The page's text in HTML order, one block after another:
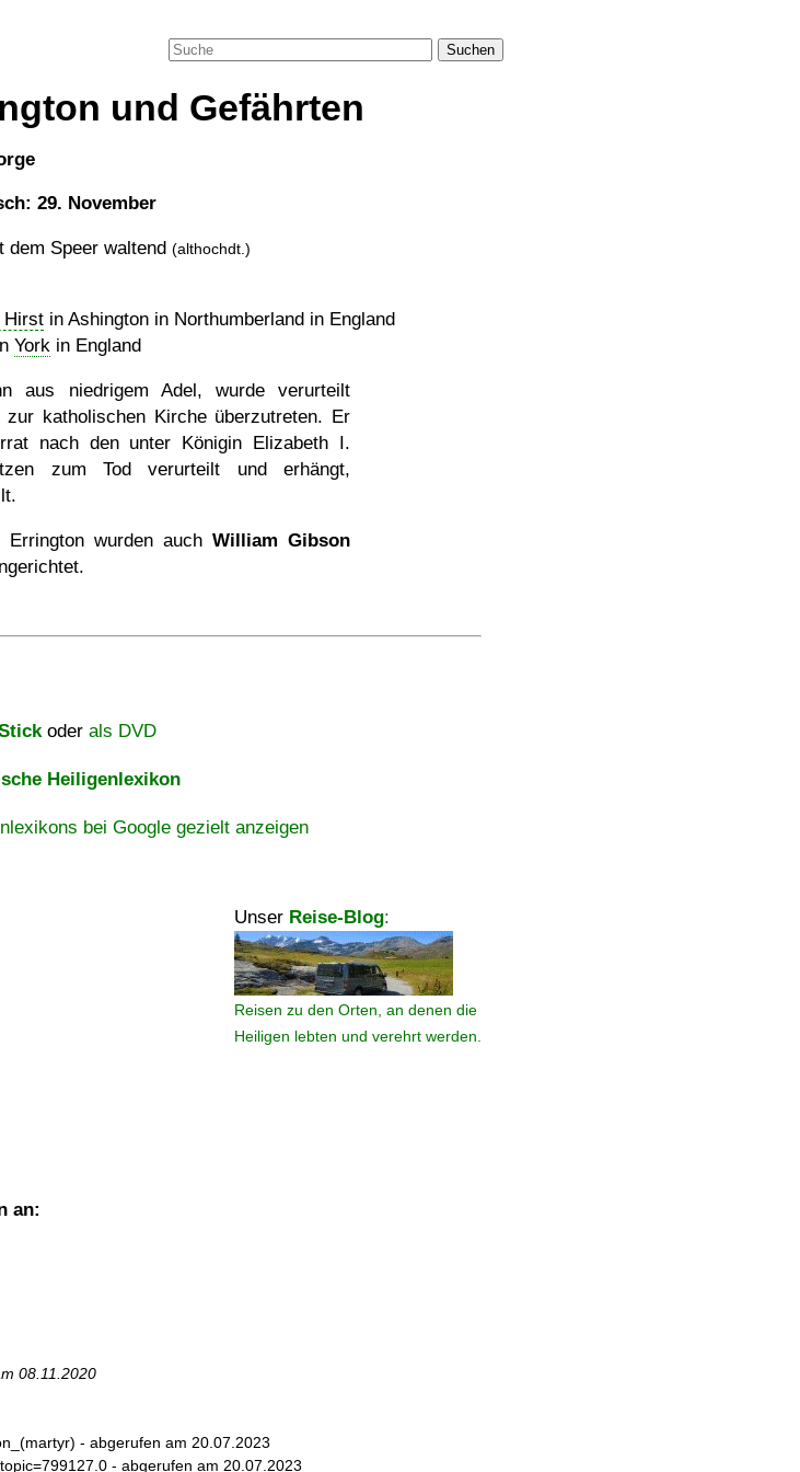
Suchen
und Gefährten
29. November
dem Speer waltend (althochdt.)
Hirst in Ashington in Northumberland in England
York in England
aus niedrigem Adel, wurde verurteilt
katholischen Kirche überzutreten. Er
nach den unter Königin Elizabeth I.
zum Tod verurteilt und erhängt,
wurden auch William Gibson
oder als DVD
Heiligenlexikon
bei Google gezielt anzeigen
Unser Reise-Blog:
Reisen zu den Orten, an denen die
Heiligen lebten und verehrt werden.
an:
08.11.2020
- abgerufen am 20.07.2023
- abgerufen am 20.07.2023